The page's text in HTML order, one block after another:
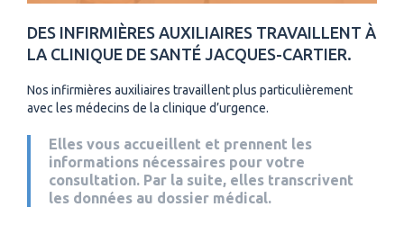
DES INFIRMIÈRES AUXILIAIRES TRAVAILLENT À
LA CLINIQUE DE SANTÉ JACQUES-CARTIER.
Nos infirmières auxiliaires travaillent plus particulièrement
avec les médecins de la clinique d’urgence.
Elles vous accueillent et prennent les
informations nécessaires pour votre
consultation. Par la suite, elles transcrivent
les données au dossier médical.